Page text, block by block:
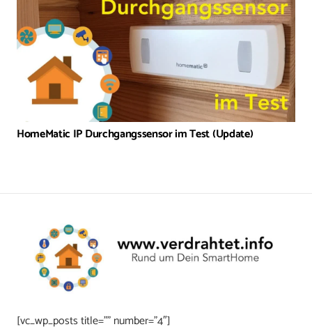
HomeMatic IP Durchgangssensor im Test (Update)
[vc_wp_posts title=”” number=”4″]